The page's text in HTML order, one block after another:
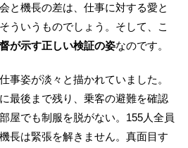
と機長の差は、仕事に対する愛と
ういうものでしょう。そして、こ
が示す正しい検証の姿なのです。
事姿が淡々と描かれていました。
最後まで残り、乗客の避難を確認
屋でも制服を脱がない。155人全員
長は緊張を解きません。真面目す